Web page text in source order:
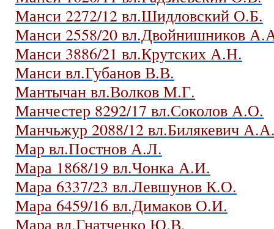
Манси 2272/12 вл.Шидловский О.Б.
Манси 2558/20 вл.Двойнишников
Манси 3886/21 вл.Крутских А.Н.
Манси вл.Губанов В.В.
Мантычан вл.Волков М.Г.
Манчестер 8292/17 вл.Соколов А.О.
Манчьжур 2088/12 вл.Билякевич
Мар вл.Постнов А.Л.
Мара 1868/19 вл.Чонка А.И.
Мара 6337/23 вл.Левшунов К.О.
Мара 6459/16 вл.Димаков О.И.
Мара вл.Гнатченко Ю.В.